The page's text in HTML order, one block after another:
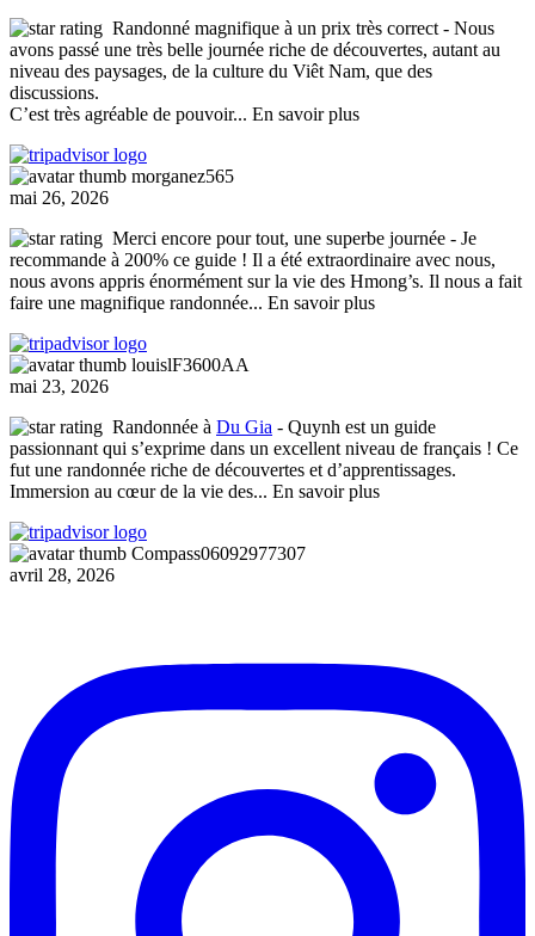
Randonné magnifique à un prix très correct - Nous
avons passé une très belle journée riche de découvertes, autant au
niveau des paysages, de la culture du Viêt Nam, que des
discussions.
C’est très agréable de pouvoir... En savoir plus
morganez565
mai 26, 2026
Merci encore pour tout, une superbe journée - Je
recommande à 200% ce guide ! Il a été extraordinaire avec nous,
nous avons appris énormément sur la vie des Hmong’s. Il nous a fait
faire une magnifique randonnée... En savoir plus
louislF3600AA
mai 23, 2026
Randonnée à Du Gia - Quynh est un guide
passionnant qui s’exprime dans un excellent niveau de français ! Ce
fut une randonnée riche de découvertes et d’apprentissages.
Immersion au cœur de la vie des... En savoir plus
Compass06092977307
avril 28, 2026